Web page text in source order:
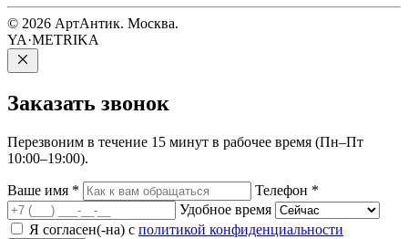
© 2026 АртАнтик. Москва.
YA·METRIKA
Заказать звонок
Перезвоним в течение 15 минут в рабочее время (Пн–Пт
10:00–19:00).
Ваше имя * Телефон *
Удобное время
Я согласен(-на) с политикой конфиденциальности